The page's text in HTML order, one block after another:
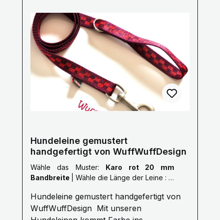
haben alle eine Breite von 25mm nur das
Karo rot ist 20mm breit. Pflegehinweise:
Handwäsche mit einem milden
Waschmittel, bitte Luft trocknen. Größe
Länge S 1,0 Meter M 1,5 Meter L 2,0
Meter XL 2,5 Meter XXL 3,0 Meter Gerne
fertigen wir auch nach deinen Wünschen
auf Anfrage.Kontaktiere uns Hier! Mail:
info@wuffwuffdesign.de Phone: 0711-
Hundeleine gemustert
handgefertigt von WuffWuffDesign
Wähle das Muster: Karo rot 20 mm
Bandbreite
Wähle die Länge der Leine : L:
Hundeleine gemustert handgefertigt von
WuffWuffDesign Mit unseren